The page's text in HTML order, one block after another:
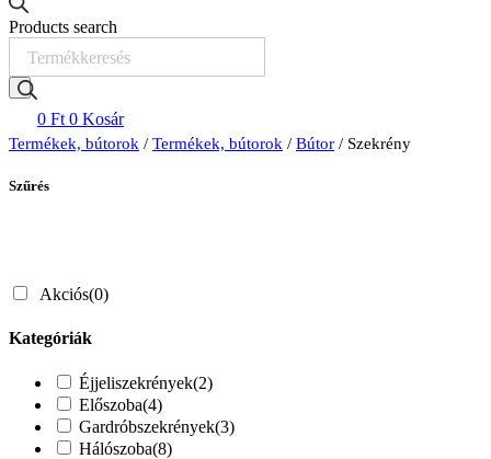
Products search
0 Ft 0 Kosár
Termékek, bútorok / Termékek, bútorok / Bútor / Szekrény
Szűrés
Akciós(0)
Kategóriák
Éjjeliszekrények(2)
Előszoba(4)
Gardróbszekrények(3)
Hálószoba(8)